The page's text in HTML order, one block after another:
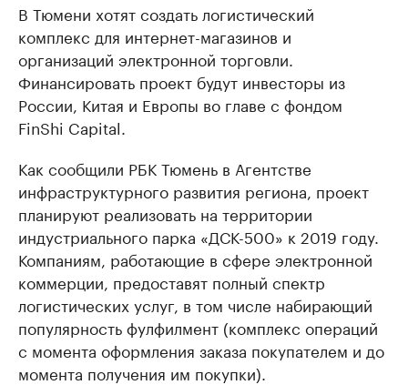
В Тюмени хотят создать логистический
комплекс для интернет-магазинов и
организаций электронной торговли.
Финансировать проект будут инвесторы из
России, Китая и Европы во главе с фондом
FinShi Capital.
Как сообщили РБК Тюмень в Агентстве
инфраструктурного развития региона, проект
планируют реализовать на территории
индустриального парка «ДСК-500» к 2019 году.
Компаниям, работающие в сфере электронной
коммерции, предоставят полный спектр
логистических услуг, в том числе набирающий
популярность фулфилмент (комплекс операций
с момента оформления заказа покупателем и до
момента получения им покупки).